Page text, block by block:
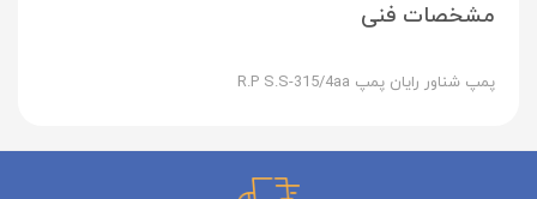
مشخصات فنی
پمپ شناور رایان پمپ R.P S.S-315/4aa